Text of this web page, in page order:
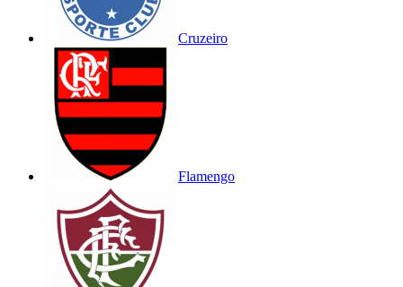
Cruzeiro
Flamengo